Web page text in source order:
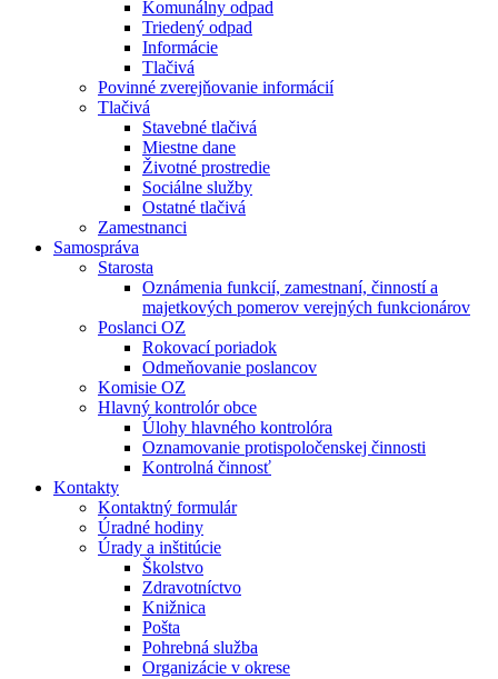
Komunálny odpad
Triedený odpad
Informácie
Tlačivá
Povinné zverejňovanie informácií
Tlačivá
Stavebné tlačivá
Miestne dane
Životné prostredie
Sociálne služby
Ostatné tlačivá
Zamestnanci
Samospráva
Starosta
Oznámenia funkcií, zamestnaní, činností a
majetkových pomerov verejných funkcionárov
Poslanci OZ
Rokovací poriadok
Odmeňovanie poslancov
Komisie OZ
Hlavný kontrolór obce
Úlohy hlavného kontrolóra
Oznamovanie protispoločenskej činnosti
Kontrolná činnosť
Kontakty
Kontaktný formulár
Úradné hodiny
Úrady a inštitúcie
Školstvo
Zdravotníctvo
Knižnica
Pošta
Pohrebná služba
Organizácie v okrese